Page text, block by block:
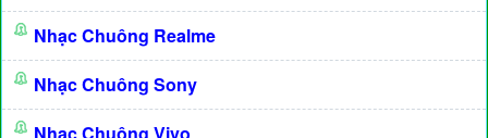
Nhạc Chuông Realme
Nhạc Chuông Sony